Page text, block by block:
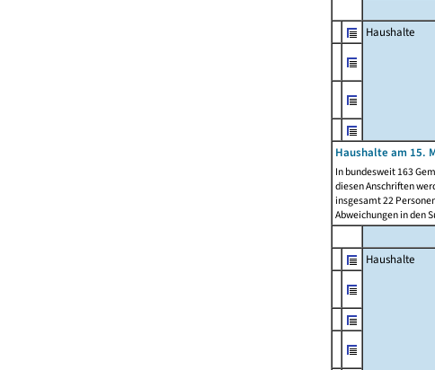
Haushalte
Haushalte am 15.
In bundesweit 163
diesen Anschriften
insgesamt 22
Abweichungen in den
Haushalte